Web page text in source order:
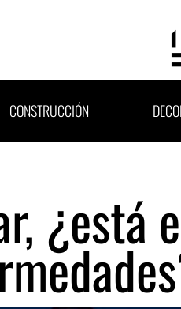
CONSTRUCCIÓN
¿está